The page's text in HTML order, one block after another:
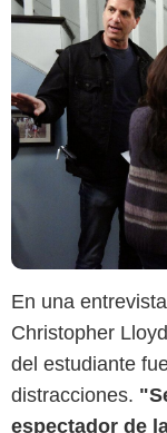
En una
Christopher
del estudiante
distracciones.
espectador de